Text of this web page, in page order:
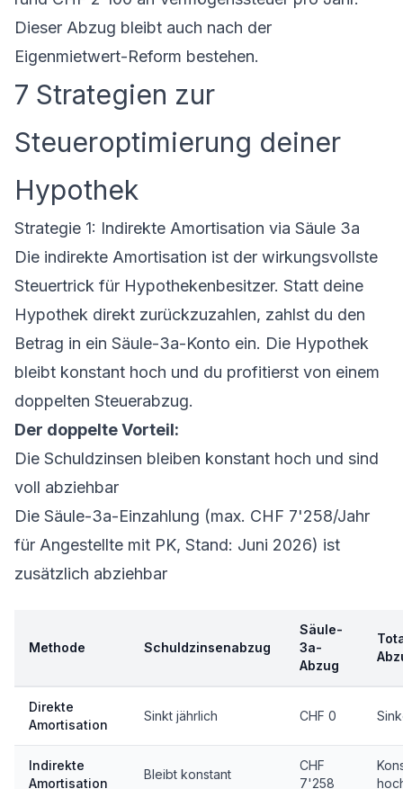
Dieser Abzug bleibt auch nach der
Eigenmietwert-Reform bestehen.
7 Strategien zur
Steueroptimierung deiner
Hypothek
Strategie 1: Indirekte Amortisation via Säule 3a
Die indirekte Amortisation ist der wirkungsvollste
Steuertrick für Hypothekenbesitzer. Statt deine
Hypothek direkt zurückzuzahlen, zahlst du den
Betrag in ein Säule-3a-Konto ein. Die Hypothek
bleibt konstant hoch und du profitierst von einem
doppelten Steuerabzug.
Der doppelte Vorteil:
Die Schuldzinsen bleiben konstant hoch und sind
voll abziehbar
Die Säule-3a-Einzahlung (max. CHF 7'258/Jahr
für Angestellte mit PK, Stand: Juni 2026) ist
zusätzlich abziehbar
Methode Schuldzinsenabzug
Säule-
3a-
Abzug
Direkte
Amortisation
Sinkt jährlich CHF 0
Indirekte
Amortisation
Bleibt konstant
CHF
7'258